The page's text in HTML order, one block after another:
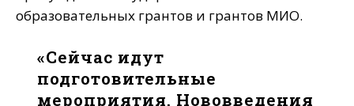
образовательных грантов и грантов МИО.
«Сейчас идут
подготовительные
мероприятия. Нововведения